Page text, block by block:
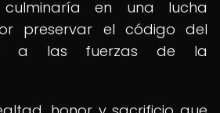
en una lucha
preservar el código del
a las fuerzas de la